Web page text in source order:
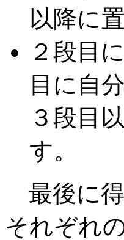
以降に
２段目
目に自
３段目
す。
最後に得
それぞれ